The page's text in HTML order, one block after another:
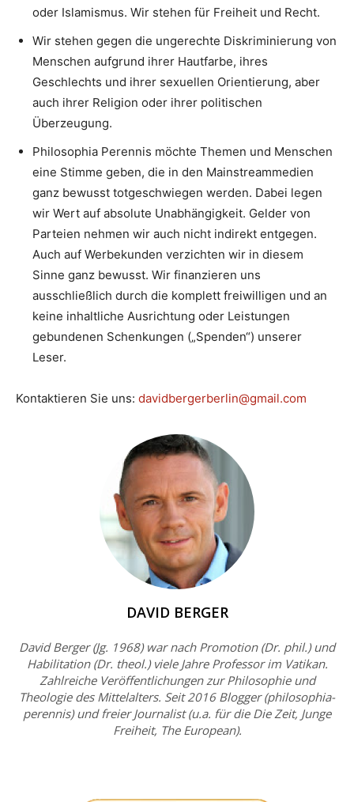
oder Islamismus. Wir stehen für Freiheit und Recht.
Wir stehen gegen die ungerechte Diskriminierung von
Menschen aufgrund ihrer Hautfarbe, ihres
Geschlechts und ihrer sexuellen Orientierung, aber
auch ihrer Religion oder ihrer politischen
Überzeugung.
Philosophia Perennis möchte Themen und Menschen
eine Stimme geben, die in den Mainstreammedien
ganz bewusst totgeschwiegen werden. Dabei legen
wir Wert auf absolute Unabhängigkeit. Gelder von
Parteien nehmen wir auch nicht indirekt entgegen.
Auch auf Werbekunden verzichten wir in diesem
Sinne ganz bewusst. Wir finanzieren uns
ausschließlich durch die komplett freiwilligen und an
keine inhaltliche Ausrichtung oder Leistungen
gebundenen Schenkungen („Spenden“) unserer
Leser.
Kontaktieren Sie uns: davidbergerberlin@gmail.com
DAVID BERGER
David Berger (Jg. 1968) war nach Promotion (Dr. phil.) und
Habilitation (Dr. theol.) viele Jahre Professor im Vatikan.
Zahlreiche Veröffentlichungen zur Philosophie und
Theologie des Mittelalters. Seit 2016 Blogger (philosophia-
perennis) und freier Journalist (u.a. für die Die Zeit, Junge
Freiheit, The European).